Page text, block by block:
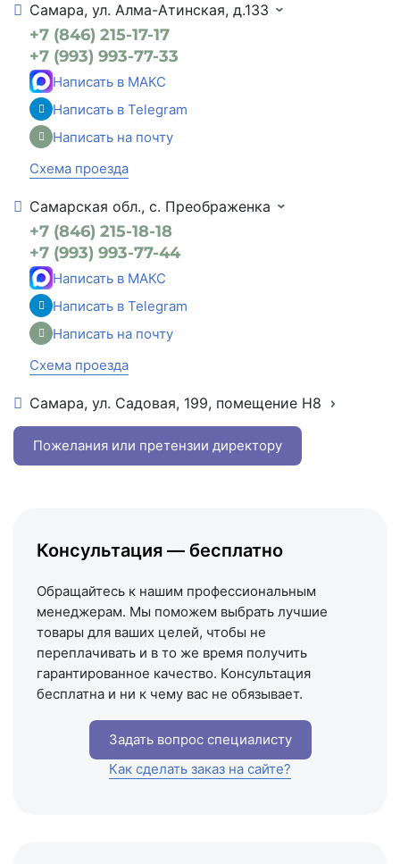
Самара, ул. Алма-Атинская, д.133
+7 (846) 215-17-17
+7 (993) 993-77-33
Написать в МАКС
Написать в Telegram
Написать на почту
Схема проезда
Самарская обл., с. Преображенка
+7 (846) 215-18-18
+7 (993) 993-77-44
Написать в МАКС
Написать в Telegram
Написать на почту
Схема проезда
Самара, ул. Садовая, 199, помещение Н8
+7 (993) 993-77-22
Написать в МАКС
Схема проезда
Пожелания или претензии директору
Консультация — бесплатно
Обращайтесь к нашим профессиональным
менеджерам. Мы поможем выбрать лучшие
товары для ваших целей, чтобы не
переплачивать и в то же время получить
гарантированное качество. Консультация
бесплатна и ни к чему вас не обязывает.
Задать вопрос специалисту
Как сделать заказ на сайте?